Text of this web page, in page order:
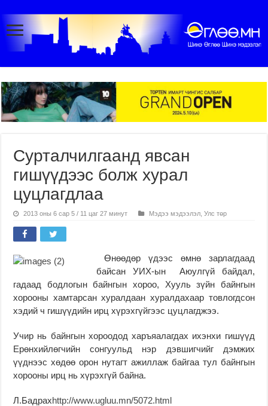
Сурталчилгаанд явсан
гишүүдээс болж хурал
цуцлагдлаа
2013 оны 6 сар 5 / 11 цаг 27 минут Мэдээ мэдээлэл ,Улс төр
Өнөөдөр үдээс өмнө зарлагдаад
байсан УИХ-ын Аюулгүй байдал,
гадаад бодлогын байнгын хороо, Хууль зүйн байнгын
хорооны хамтарсан хуралдаан хуралдахаар товлогдсон
хэдий ч гишүүдийн ирц хүрэхгүйгээс цуцлагджээ.
Учир нь байнгын хороодод харъяалагдах ихэнхи гишүүд
Ерөнхийлөгчийн сонгуульд нэр дэвшигчийг дэмжих
үүднээс хөдөө орон нутагт ажиллаж байгаа тул байнгын
хорооны ирц нь хүрэхгүй байна.
Л.Бадрахhttp://www.ugluu.mn/5072.html